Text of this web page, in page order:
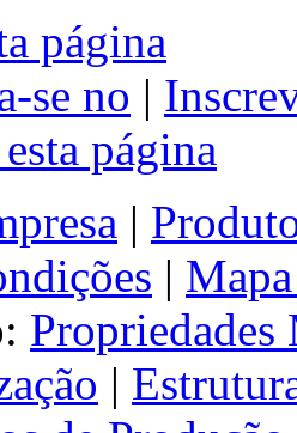
página
se no |
página
|
|
Propriedades
|